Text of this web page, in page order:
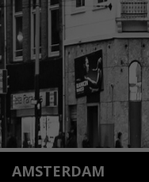
Lees meer
AMSTERDAM